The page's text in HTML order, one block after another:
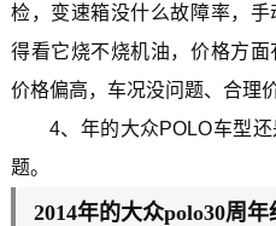
检，变速箱没什么故障率，
得看它烧不烧机油，价格方
价格偏高，车况没问题、合理
4、年的大众POLO车型
题。
2014年的大众polo30周